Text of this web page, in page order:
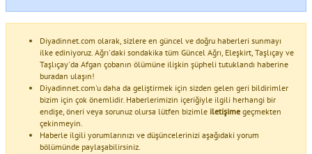
Diyadinnet.com olarak, sizlere en güncel ve doğru haberleri sunmayı
ilke ediniyoruz. Ağrı'daki sondakika tüm Güncel Ağrı, Eleşkirt, Taşlıçay ve
Taşlıçay'da Afgan çobanın ölümüne ilişkin şüpheli tutuklandı haberine
buradan ulaşın!
Diyadinnet.com'u daha da geliştirmek için sizden gelen geri bildirimler
bizim için çok önemlidir. Haberlerimizin içeriğiyle ilgili herhangi bir
endişe, öneri veya sorunuz olursa lütfen bizimle iletişime geçmekten
çekinmeyin.
Haberle ilgili yorumlarınızı ve düşüncelerinizi aşağıdaki yorum
bölümünde paylaşabilirsiniz.